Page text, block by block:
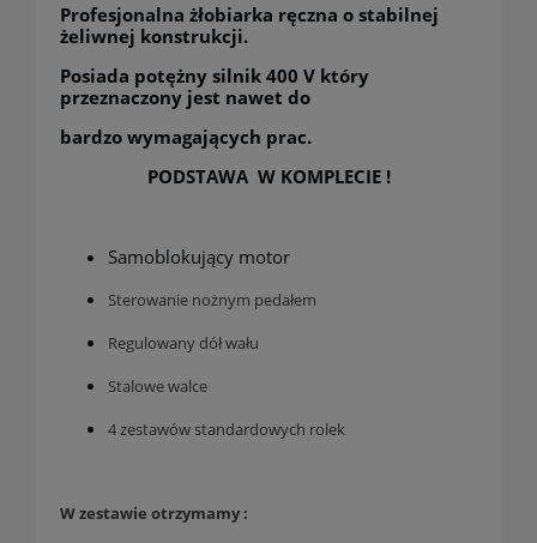
Profesjonalna żłobiarka ręczna o stabilnej
żeliwnej konstrukcji.
Posiada potężny silnik 400 V który
przeznaczony jest nawet do
bardzo wymagających prac.
PODSTAWA W KOMPLECIE !
Samoblokujący motor
Sterowanie nożnym pedałem
Regulowany dół wału
Stalowe walce
4 zestawów standardowych rolek
W zestawie otrzymamy :